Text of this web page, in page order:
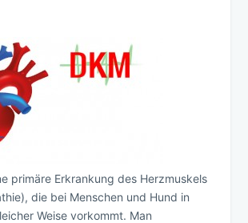
primäre Erkrankung des Herzmuskels
die bei Menschen und Hund in
Weise vorkommt. Man